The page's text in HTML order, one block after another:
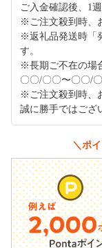
ご入金確認後、1
※ご注文殺到時、
※返礼品発送時「
す。
※長期ご不在の場
〇〇/〇〇〜〇〇/
※ご注文殺到時、
誠に勝手ではござ
＼ポ